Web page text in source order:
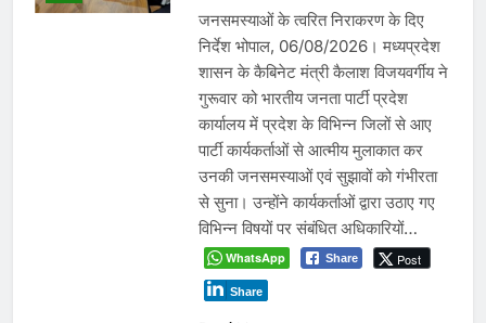
जनसमस्याओं के त्वरित निराकरण के दिए
निर्देश भोपाल, 06/08/2026। मध्यप्रदेश
शासन के कैबिनेट मंत्री कैलाश विजयवर्गीय ने
गुरूवार को भारतीय जनता पार्टी प्रदेश
कार्यालय में प्रदेश के विभिन्न जिलों से आए
पार्टी कार्यकर्ताओं से आत्मीय मुलाकात कर
उनकी जनसमस्याओं एवं सुझावों को गंभीरता
से सुना। उन्होंने कार्यकर्ताओं द्वारा उठाए गए
विभिन्न विषयों पर संबंधित अधिकारियों…
WhatsApp Share Post
Share